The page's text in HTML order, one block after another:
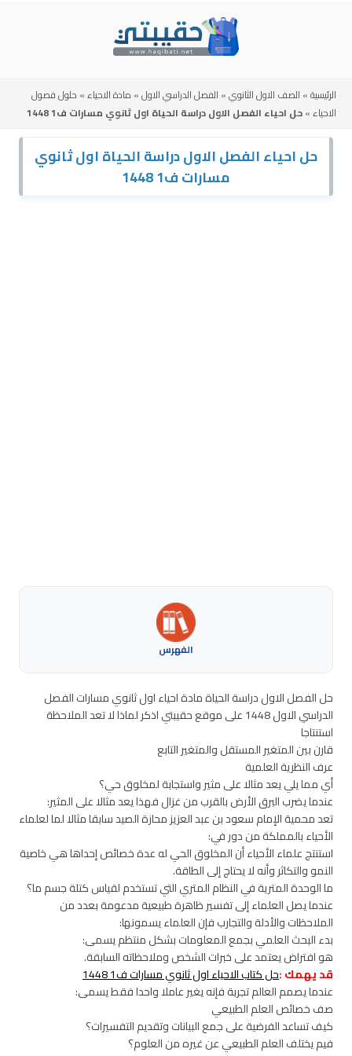
الرئيسية» الصف الاول الثانوي» الفصل الدراسي الاول» مادة الاحياء» حلول فصول
الاحياء»حل احياء الفصل الاول دراسة الحياة اول ثانوي مسارات ف1 1448
حل احياء الفصل الاول دراسة الحياة اول ثانوي
مسارات ف1 1448
الفهرس
حل الفصل الاول دراسة الحياة مادة احياء اول ثانوي مسارات الفصل
الدراسي الاول 1448 على موقع حقيبتي اذكر لماذا لا تعد الملاحظة
استنتاجا
قارن بين المتغير المستقل والمتغير التابع
عرف النظرية العلمية
أي مما يلي يعد مثالا على مثير واستجابة لمخلوق حي؟
عندما يضرب البرق الأرض بالقرب من غزال فهذا يعد مثالا على المثير:
تعد محمية الإمام سعود بن عبد العزيز محازة الصيد سابقا مثالا لما لعلماء
الأحياء بالمملكة من دور في:
استنتج علماء الأحياء أن المخلوق الحي له عدة خصائص إحداها هي خاصية
النمو والتكاثر وأنه لا يحتاج إلى الطاقة.
ما الوحدة المترية في النظام المتري التي تستخدم لقياس كتلة جسم ما؟
عندما يصل العلماء إلى تفسير ظاهرة طبيعية مدعومة بعدد من
الملاحظات والأدلة والتجارب فإن العلماء يسمونها:
بدء البحث العلمي بجمع المعلومات بشكل منتظم يسمى:
هو افتراض يعتمد على خبرات الشخص وملاحظاته السابقة.
قد يهمك :حل كتاب الاحياء اول ثانوي مسارات ف1 1448
عندما يصمم العالم تجربة فإنه يغير عاملا واحدا فقط يسمى:
صف خصائص العلم الطبيعي
كيف تساعد الفرضية على جمع البيانات وتقديم التفسيرات؟
فيم يختلف العلم الطبيعي عن غيره من العلوم؟